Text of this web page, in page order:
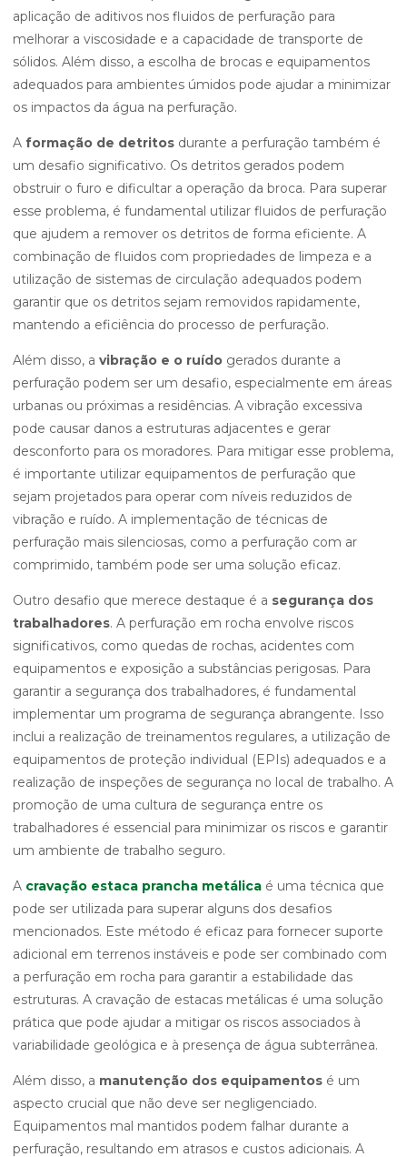
aplicação de aditivos nos fluidos de perfuração para
melhorar a viscosidade e a capacidade de transporte de
sólidos. Além disso, a escolha de brocas e equipamentos
adequados para ambientes úmidos pode ajudar a minimizar
os impactos da água na perfuração.
A formação de detritos durante a perfuração também é
um desafio significativo. Os detritos gerados podem
obstruir o furo e dificultar a operação da broca. Para superar
esse problema, é fundamental utilizar fluidos de perfuração
que ajudem a remover os detritos de forma eficiente. A
combinação de fluidos com propriedades de limpeza e a
utilização de sistemas de circulação adequados podem
garantir que os detritos sejam removidos rapidamente,
mantendo a eficiência do processo de perfuração.
Além disso, a vibração e o ruído gerados durante a
perfuração podem ser um desafio, especialmente em áreas
urbanas ou próximas a residências. A vibração excessiva
pode causar danos a estruturas adjacentes e gerar
desconforto para os moradores. Para mitigar esse problema,
é importante utilizar equipamentos de perfuração que
sejam projetados para operar com níveis reduzidos de
vibração e ruído. A implementação de técnicas de
perfuração mais silenciosas, como a perfuração com ar
comprimido, também pode ser uma solução eficaz.
Outro desafio que merece destaque é a segurança dos
trabalhadores. A perfuração em rocha envolve riscos
significativos, como quedas de rochas, acidentes com
equipamentos e exposição a substâncias perigosas. Para
garantir a segurança dos trabalhadores, é fundamental
implementar um programa de segurança abrangente. Isso
inclui a realização de treinamentos regulares, a utilização de
equipamentos de proteção individual (EPIs) adequados e a
realização de inspeções de segurança no local de trabalho. A
promoção de uma cultura de segurança entre os
trabalhadores é essencial para minimizar os riscos e garantir
um ambiente de trabalho seguro.
A cravação estaca prancha metálica é uma técnica que
pode ser utilizada para superar alguns dos desafios
mencionados. Este método é eficaz para fornecer suporte
adicional em terrenos instáveis e pode ser combinado com
a perfuração em rocha para garantir a estabilidade das
estruturas. A cravação de estacas metálicas é uma solução
prática que pode ajudar a mitigar os riscos associados à
variabilidade geológica e à presença de água subterrânea.
Além disso, a manutenção dos equipamentos é um
aspecto crucial que não deve ser negligenciado.
Equipamentos mal mantidos podem falhar durante a
perfuração, resultando em atrasos e custos adicionais. A